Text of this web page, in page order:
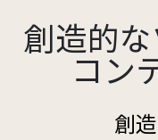
創造的
コン
創